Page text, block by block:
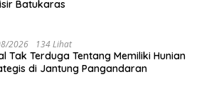
Batukaras
2026 134 Lihat
Tak Terduga Tentang Memiliki Hunian
di Jantung Pangandaran